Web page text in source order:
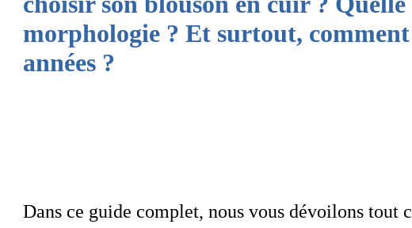
morphologie ? Et surtout,
années ?
Dans ce guide complet, nous vous dévoilons tout